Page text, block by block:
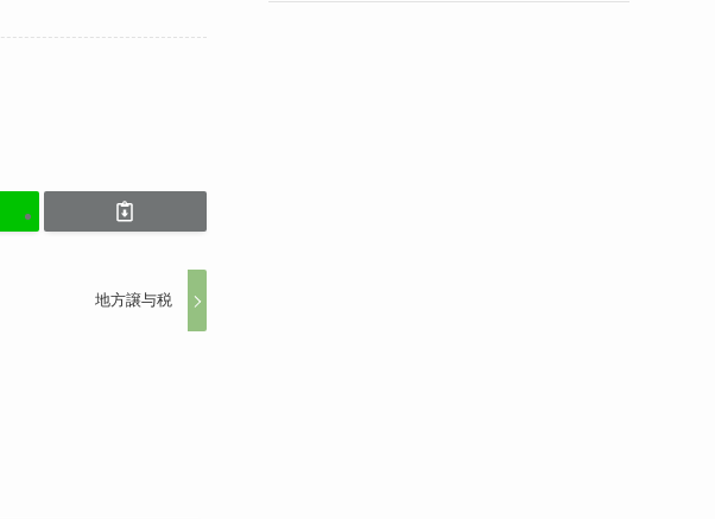
地方譲与税